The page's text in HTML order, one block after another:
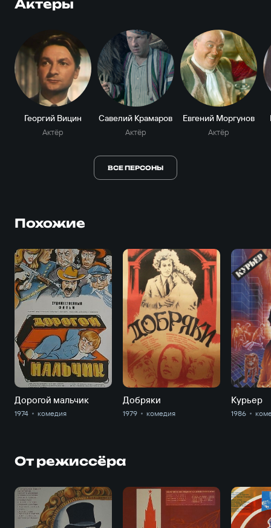
Актеры
Георгий Вицин
Актёр
Савелий Крамаров
Актёр
Евгений Моргунов
Актёр
ВСЕ ПЕРСОНЫ
Похожие
Дорогой мальчик
1974 комедия
Добряки
1979 комедия
Курьер
1986
От режиссёра